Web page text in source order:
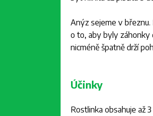
Anýz sejeme v březnu.
o to, aby byly záhonky
nicméně špatně drží
Účinky
Rostlinka obsahuje až